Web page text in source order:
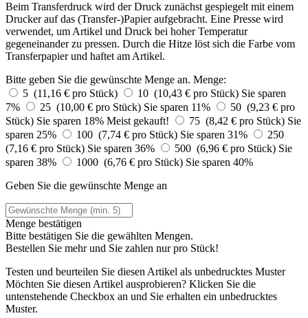
Beim Transferdruck wird der Druck zunächst gespiegelt mit einem
Drucker auf das (Transfer-)Papier aufgebracht. Eine Presse wird
verwendet, um Artikel und Druck bei hoher Temperatur
gegeneinander zu pressen. Durch die Hitze löst sich die Farbe vom
Transferpapier und haftet am Artikel.
Bitte geben Sie die gewünschte Menge an. Menge:
5 (11,16 € pro Stück)
10 (10,43 € pro Stück) Sie sparen
7%
25 (10,00 € pro Stück) Sie sparen 11%
50 (9,23 € pro
Stück) Sie sparen 18% Meist gekauft! 75 (8,42 € pro Stück) Sie
sparen 25%
100 (7,74 € pro Stück) Sie sparen 31%
250
(7,16 € pro Stück) Sie sparen 36% 500 (6,96 € pro Stück) Sie
sparen 38%
1000 (6,76 € pro Stück) Sie sparen 40%
Geben Sie die gewünschte Menge an
Menge bestätigen
Bitte bestätigen Sie die gewählten Mengen.
Bestellen Sie mehr und Sie zahlen nurpro Stück!
Testen und beurteilen Sie diesen Artikel als unbedrucktes Muster
Möchten Sie diesen Artikel ausprobieren? Klicken Sie die
untenstehende Checkbox an und Sie erhalten ein unbedrucktes
Muster.